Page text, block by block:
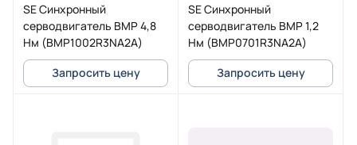
SE Синхронный
серводвигатель BMP 4,8
Нм (BMP1002R3NA2A)
Запросить цену
SE Синхронный
серводвигатель BMP 1,2
Нм (BMP0701R3NA2A)
Запросить цену